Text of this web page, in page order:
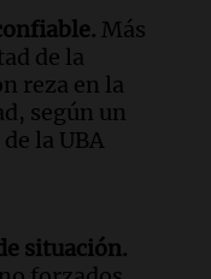
a México de
en medio de
52ª Fiesta
Más
de la
reza en la
según un
la UBA
situación.